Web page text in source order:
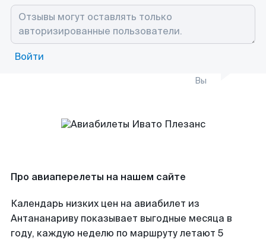
Войти
Вы
Про авиаперелеты на нашем сайте
Календарь низких цен на авиабилет из
Антананариву показывает выгодные месяца в
году, каждую неделю по маршруту летают 5